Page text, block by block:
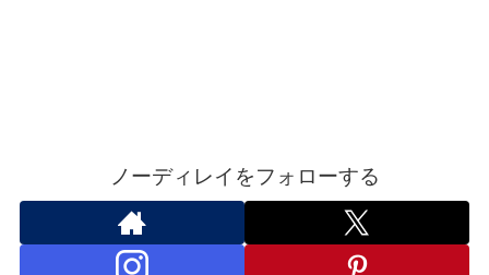
ノーディレイをフォローする